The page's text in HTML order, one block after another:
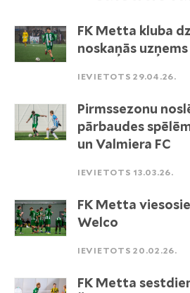
FK Metta kluba
noskaņās
IEVIETOTS 29.04.26.
Pirmssezonu
pārbaudes
un Valmiera FC
IEVIETOTS 13.03.26.
FK Metta
Welco
IEVIETOTS 20.02.26.
FK Metta